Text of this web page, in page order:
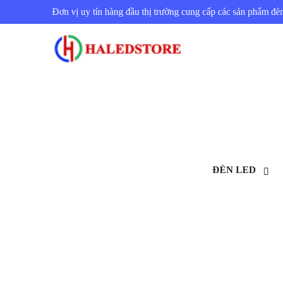
Đơn vị uy tín hàng đầu thị trường cung cấp các sản phẩm
ĐÈN LED